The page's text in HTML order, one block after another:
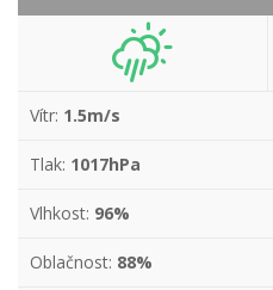
Vítr: 1.5m/s
Tlak: 1017hPa
Vlhkost: 96%
Oblačnost: 88%